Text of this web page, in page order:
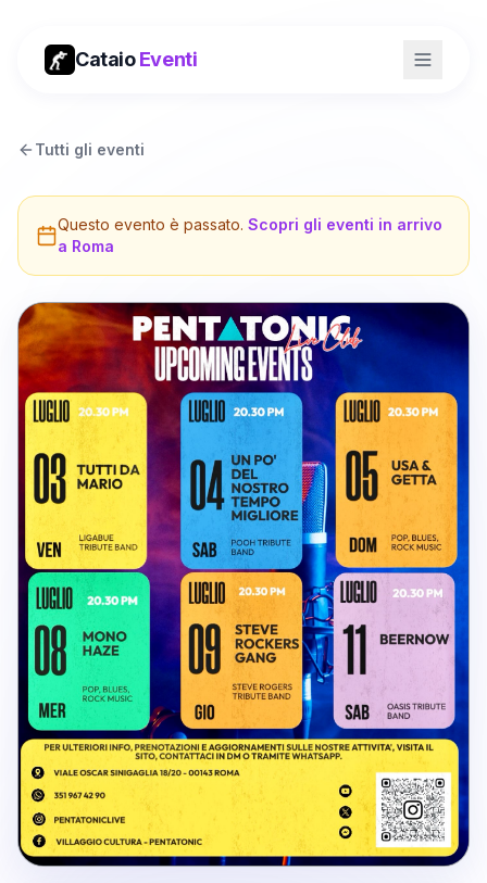
CataioEventi
Tutti gli eventi
Questo evento è passato. Scopri gli eventi in arrivo
a Roma